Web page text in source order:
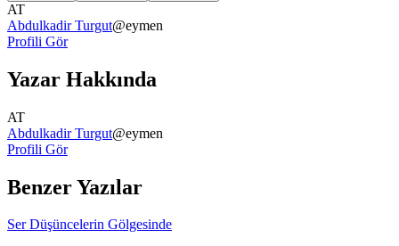
AT
Abdulkadir Turgut@eymen
Profili Gör
Yazar Hakkında
AT
Abdulkadir Turgut@eymen
Profili Gör
Benzer Yazılar
Ser Düşüncelerin Gölgesinde